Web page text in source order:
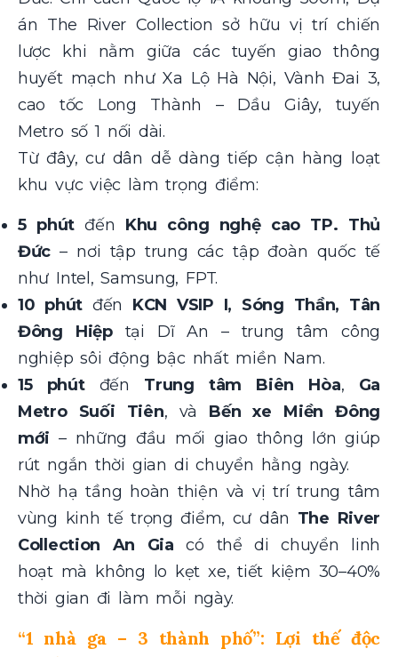
án The River Collection sở hữu vị trí chiến
lược khi nằm giữa các tuyến giao thông
huyết mạch như Xa Lộ Hà Nội, Vành Đai 3,
cao tốc Long Thành – Dầu Giây, tuyến
Metro số 1 nối dài.
Từ đây, cư dân dễ dàng tiếp cận hàng loạt
khu vực việc làm trọng điểm:
5 phútđến Khu công nghệ cao TP. Thủ
Đức – nơi tập trung các tập đoàn quốc tế
như Intel, Samsung, FPT.
10 phút đến KCN VSIP I, Sóng Thần, Tân
Đông Hiệptại Dĩ An – trung tâm công
nghiệp sôi động bậc nhất miền Nam.
15 phútđến Trung tâm Biên Hòa, Ga
Metro Suối Tiên, và Bến xe Miền Đông
mới – những đầu mối giao thông lớn giúp
rút ngắn thời gian di chuyển hằng ngày.
Nhờ hạ tầng hoàn thiện và vị trí trung tâm
vùng kinh tế trọng điểm, cư dân The River
Collection An Gia có thể di chuyển linh
hoạt mà không lo kẹt xe, tiết kiệm 30–40%
thời gian đi làm mỗi ngày.
“1 nhà ga – 3 thành phố”: Lợi thế độc